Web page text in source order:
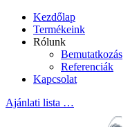
Kezdőlap
Termékeink
Rólunk
Bemutatkozás
Referenciák
Kapcsolat
Ajánlati lista …